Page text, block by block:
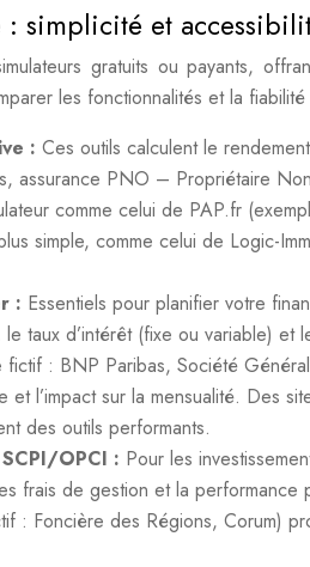
simplicité et
gratuits ou payants,
les fonctionnalités et la
: Ces outils calculent le
assurance PNO – Propriétaire
comme celui de PAP.fr
simple, comme celui de Logic-
: Essentiels pour planifier votre
taux d’intérêt (fixe ou variable) et
: BNP Paribas, Société
et l’impact sur la mensualité. Des
des outils performants.
OPCI : Pour les
frais de gestion et la
: Foncière des Régions, Corum)